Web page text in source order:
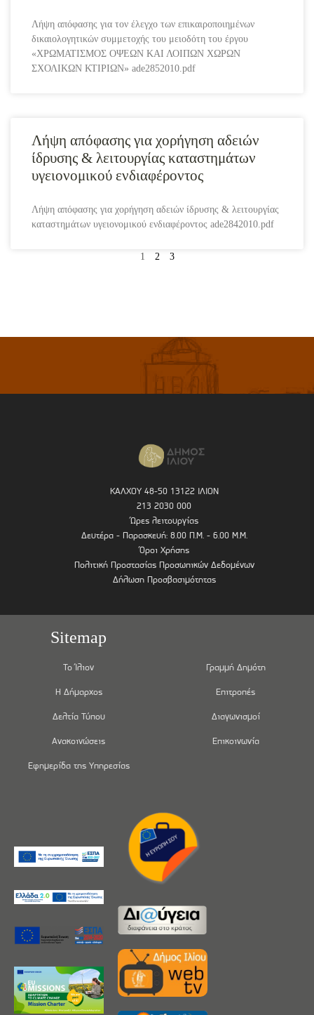
Λήψη απόφασης για τον έλεγχο των επικαιροποιημένων
δικαιολογητικών συμμετοχής του μειοδότη του έργου
«ΧΡΩΜΑΤΙΣΜΟΣ ΟΨΕΩΝ ΚΑΙ ΛΟΙΠΩΝ ΧΩΡΩΝ
ΣΧΟΛΙΚΩΝ ΚΤΙΡΙΩΝ» ade2852010.pdf
Λήψη απόφασης για χορήγηση αδειών
ίδρυσης & λειτουργίας καταστημάτων
υγειονομικού ενδιαφέροντος
Λήψη απόφασης για χορήγηση αδειών ίδρυσης & λειτουργίας
καταστημάτων υγειονομικού ενδιαφέροντος ade2842010.pdf
1 2 3
ΚΑΛΧΟΥ 48-50 13122 ΙΛΙΟΝ
213 2030 000
Ώρες λειτουργίας
Δευτέρα - Παρασκευή: 8.00 Π.Μ. - 6.00 Μ.Μ.
Όροι Χρήσης
Πολιτική Προστασίας Προσωπικών Δεδομένων
Δήλωση Προσβασιμότητας
Sitemap
Το Ίλιον
Η Δήμαρχος
Δελτία Τύπου
Ανακοινώσεις
Εφημερίδα της Υπηρεσίας
Γραμμή Δημότη
Επιτροπές
Διαγωνισμοί
Επικοινωνία